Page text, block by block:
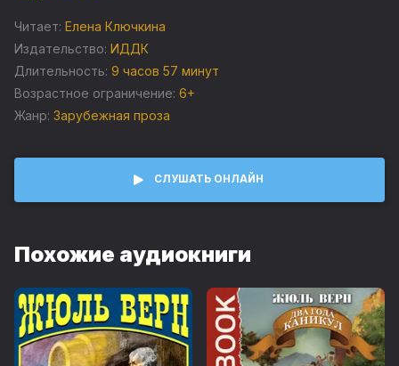
Все, что у него есть — это его характер: совсем не по-
Текст взят с издания "Приложение к журналу «Природа и
люди», 1907 год"
Запись 2016 г.
© ИДДК
Читает: Елена Ключкина
Издательство: ИДДК
Длительность: 9 часов 57 минут
Возрастное ограничение: 6+
Жанр: Зарубежная проза
СЛУШАТЬ ОНЛАЙН
Похожие аудиокниги